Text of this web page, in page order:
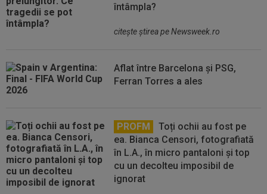
întâmpla?
citeşte ştirea pe Newsweek.ro
Aflat între Barcelona și PSG,
Ferran Torres a ales
PROFM
Toți ochii au fost pe
ea. Bianca Censori, fotografiată
în L.A., în micro pantaloni și top
cu un decolteu imposibil de
ignorat